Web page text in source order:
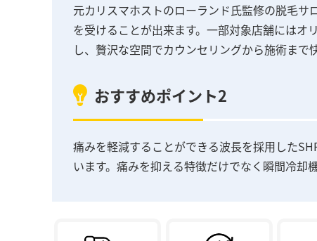
元カリスマホストのローランド氏監修の脱毛
を受けることが出来ます。一部対象店舗には
し、贅沢な空間でカウンセリングから施術まで
おすすめポイント2
痛みを軽減することができる波長を採用した
います。痛みを抑える特徴だけでなく瞬間冷却